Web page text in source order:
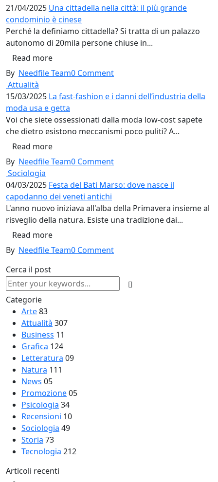
21/04/2025 Una cittadella nella città: il più grande
condominio è cinese
Perché la definiamo cittadella? Si tratta di un palazzo
autonomo di 20mila persone chiuse in...
Read more
By Needfile Team0 Comment
Attualità
15/03/2025 La fast-fashion e i danni dell’industria della
moda usa e getta
Voi che siete ossessionati dalla moda low-cost sapete
che dietro esistono meccanismi poco puliti? A...
Read more
By Needfile Team0 Comment
Sociologia
04/03/2025 Festa del Bati Marso: dove nasce il
capodanno dei veneti antichi
L'anno nuovo iniziava all'alba della Primavera insieme al
risveglio della natura. Esiste una tradizione dai...
Read more
By Needfile Team0 Comment
Cerca il post
Categorie
Arte83
Attualità 307
Business 11
Grafica 124
Letteratura 09
Natura 111
News 05
Promozione05
Psicologia 34
Recensioni 10
Sociologia 49
Storia 73
Tecnologia 212
Articoli recenti